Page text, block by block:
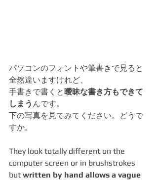
パソコンのフォントや筆書きで見ると
全然違いますけれど、
手書きで書くと曖昧な書き方もできて
しまう んです。
下の写真を見てみてください。どうで
すか。
They look totally different on the
computer screen or in brushstrokes
but written by hand allows a vague